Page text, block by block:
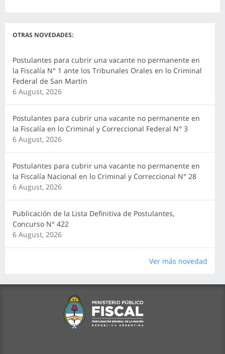
OTRAS NOVEDADES:
Postulantes para cubrir una vacante no permanente en
la Fiscalía N° 1 ante los Tribunales Orales en lo Criminal
Federal de San Martín
6 August, 2026
Postulantes para cubrir una vacante no permanente en
la Fiscalía en lo Criminal y Correccional Federal N° 3
6 August, 2026
Postulantes para cubrir una vacante no permanente en
la Fiscalía Nacional en lo Criminal y Correccional N° 28
6 August, 2026
Publicación de la Lista Definitiva de Postulantes,
Concurso N° 422
6 August, 2026
Ver más novedad